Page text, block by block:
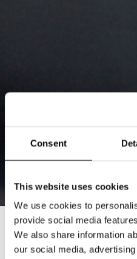
Consent
This website uses cookies
We use cookies to
provide social media
We also share information
our social media,
DEBATT: